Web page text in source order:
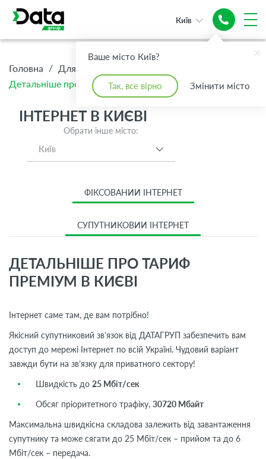
Ваше місто Київ?
Так, все вірно Змінити місто
Київ
Головна / Для Дому
Детальніше про тариф Преміум
ІНТЕРНЕТ В КИЄВІ
Обрати інше місто:
Київ
ФІКСОВАНИЙ ІНТЕРНЕТ
СУПУТНИКОВИЙ ІНТЕРНЕТ
ДЕТАЛЬНІШЕ ПРО ТАРИФ
ПРЕМІУМ В КИЄВІ
Інтернет саме там, де вам потрібно!
Якісний супутниковий зв’язок від ДАТАГРУП забезпечить вам
доступ до мережі Інтернет по всій Україні. Чудовий варіант
завжди бути на зв’язку для приватного сектору!
Швидкість до 25 Мбіт/сек
Обсяг пріоритетного трафіку, 30720 Мбайт
Максимальна швидкісна складова залежить від завантаження
супутнику та може сягати до 25 Мбіт/сек – прийом та до 6
Мбіт/сек – передача.